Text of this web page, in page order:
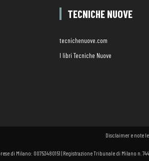
TECNICHE NUOVE
tecnichenuove.com
I libri Tecniche Nuove
Disclaimer e note
di Milano: 00753480151 | Registrazione Tribunale di Milano n. 744